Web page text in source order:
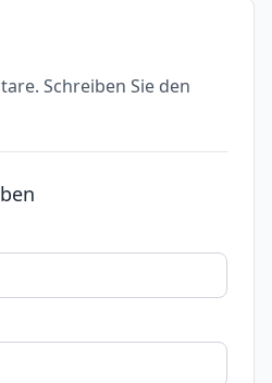
Schreiben Sie den